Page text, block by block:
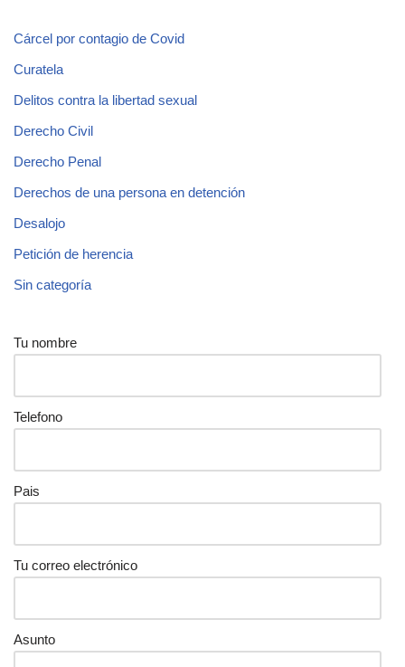
Cárcel por contagio de Covid
Curatela
Delitos contra la libertad sexual
Derecho Civil
Derecho Penal
Derechos de una persona en detención
Desalojo
Petición de herencia
Sin categoría
Tu nombre
Telefono
Pais
Tu correo electrónico
Asunto